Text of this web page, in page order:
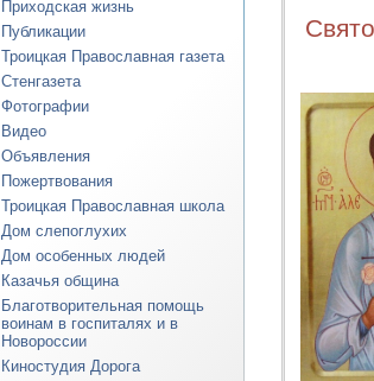
Приходская жизнь
Публикации
Троицкая Православная газета
Стенгазета
Фотографии
Видео
Объявления
Пожертвования
Троицкая Православная школа
Дом слепоглухих
Дом особенных людей
Казачья община
Благотворительная помощь
воинам в госпиталях и в
Новороссии
Киностудия Дорога